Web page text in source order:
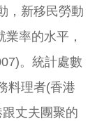
，新移民勞動
業率的水平，
。統計處數
料理者(香港
跟丈夫團聚的